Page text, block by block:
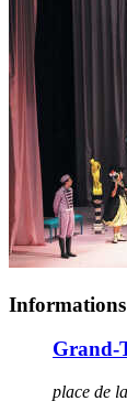
Grand-
place de